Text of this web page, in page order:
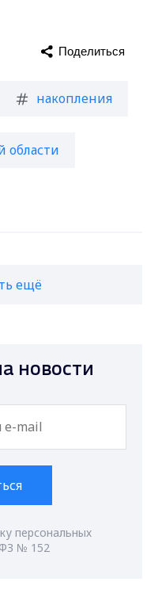
накопления
области
Поделиться
ещё
новости
персональных
ФЗ № 152